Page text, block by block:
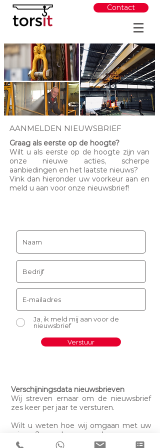
Contact
AANMELDEN NIEUWSBRIEF
Graag als eerste op de hoogte?
Wilt u als eerste op de hoogte zijn van
onze nieuwe acties, scherpe
aanbiedingen en het laatste nieuws?
Vink dan hieronder uw voorkeur aan en
meld u aan voor onze nieuwsbrief!
Ja, ik meld mij aan voor de
nieuwsbrief
Verstuur
Verschijningsdata nieuwsbrieven
Wij streven ernaar om de nieuwsbrief
zes keer per jaar te versturen.
Wilt u weten hoe wij omgaan met uw
privacy? Lees dan onze
privacyverklaring